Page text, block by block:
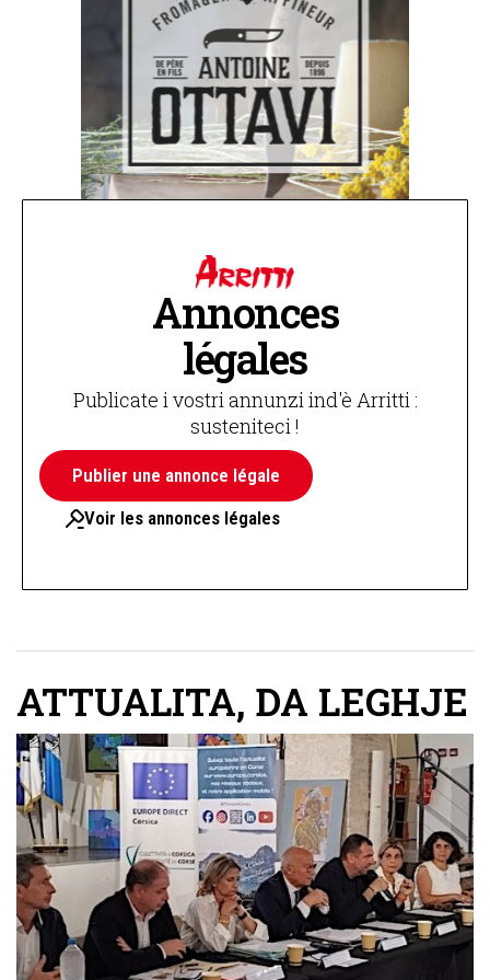
Annonces
légales
Publicate i vostri annunzi ind'è Arritti :
susteniteci !
Publier une annonce légale
Voir les annonces légales
ATTUALITA, DA LEGHJE